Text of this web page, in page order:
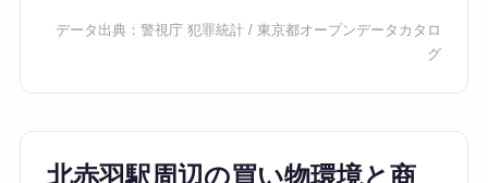
データ出典：警視庁 犯罪統計 /東京都オープンデータカタロ
グ
北赤羽駅周辺の買い物環境と商